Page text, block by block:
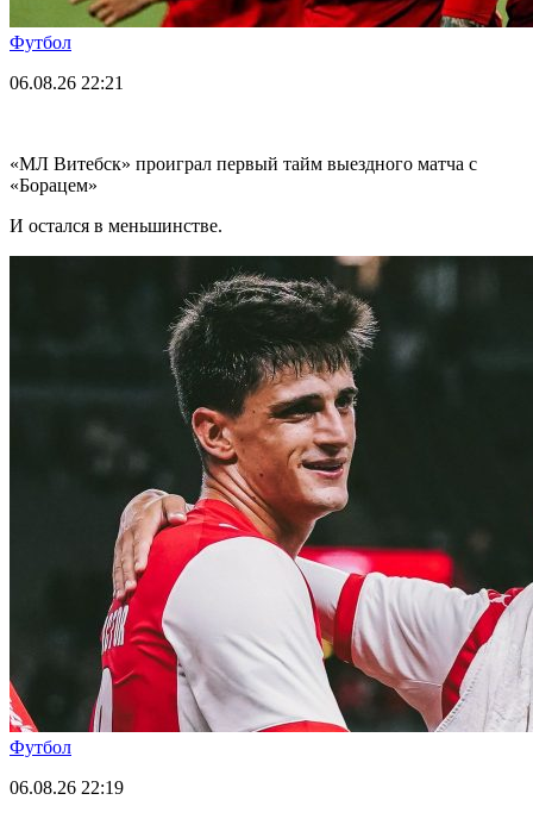
Футбол
06.08.26 22:21
«МЛ Витебск» проиграл первый тайм выездного матча с
«Борацем»
И остался в меньшинстве.
Футбол
06.08.26 22:19